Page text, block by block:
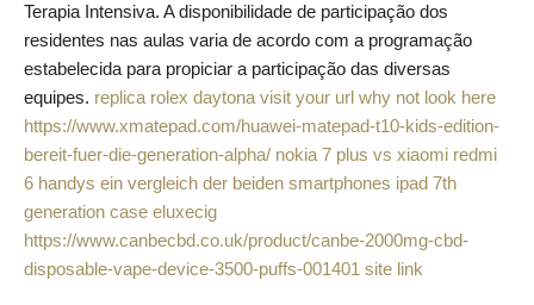
Terapia Intensiva. A disponibilidade de participação dos
residentes nas aulas varia de acordo com a programação
estabelecida para propiciar a participação das diversas
equipes. replica rolex daytona visit your url why not look here
https://www.xmatepad.com/huawei-matepad-t10-kids-edition-
bereit-fuer-die-generation-alpha/ nokia 7 plus vs xiaomi redmi
6 handys ein vergleich der beiden smartphones ipad 7th
generation case eluxecig
https://www.canbecbd.co.uk/product/canbe-2000mg-cbd-
disposable-vape-device-3500-puffs-001401 site link